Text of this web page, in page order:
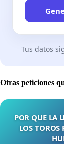
Tus datos
Otras peticiones
POR QUE LA
LOS